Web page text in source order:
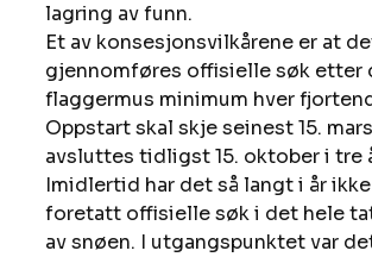
lagring av funn.
Et av konsesjonsvilkårene er at
gjennomføres offisielle søk etter
flaggermus minimum hver
Oppstart skal skje seinest 15.
avsluttes tidligst 15. oktober i tre
Imidlertid har det så langt i år
foretatt offisielle søk i det hele
av snøen. I utgangspunktet var